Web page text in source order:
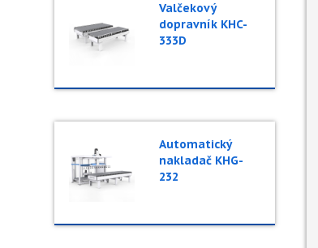
Valčekový
dopravník KHC-
333D
Automatický
nakladač KHG-
232